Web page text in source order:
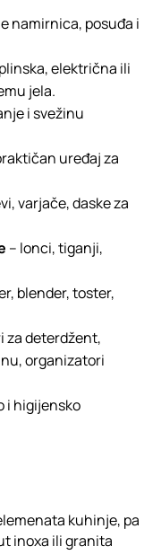
namirnica, posuđa i
električna ili
jela.
i svežinu
uređaj za
varjače, daske za
– lonci, tiganji,
blender, toster,
za deterdžent,
organizatori
i higijensko
kuhinje, pa
inoxa ili granita